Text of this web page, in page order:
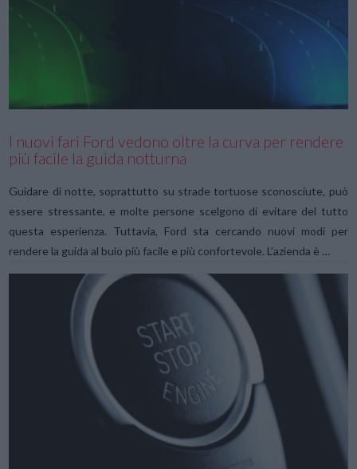
VIEW POST
I nuovi fari Ford vedono oltre la curva per rendere
più facile la guida notturna
Guidare di notte, soprattutto su strade tortuose sconosciute, può
essere stressante, e molte persone scelgono di evitare del tutto
questa esperienza. Tuttavia, Ford sta cercando nuovi modi per
rendere la guida al buio più facile e più confortevole. L’azienda è …